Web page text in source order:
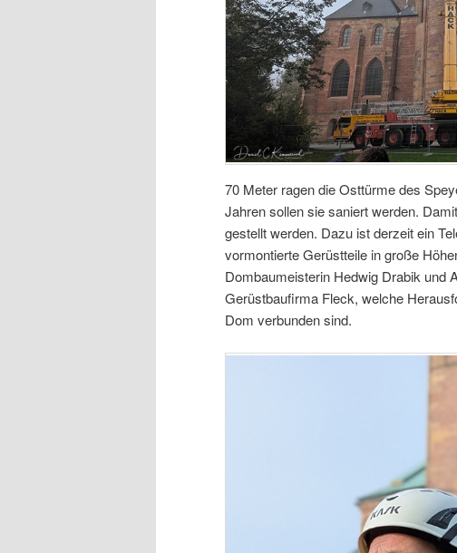
70 Meter ragen die Osttürme des
Jahren sollen sie saniert werden.
gestellt werden. Dazu ist derzeit ein
vormontierte Gerüstteile in große
Dombaumeisterin Hedwig Drabik und
Gerüstbaufirma Fleck, welche
Dom verbunden sind.